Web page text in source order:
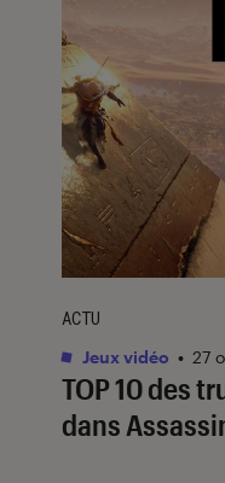
TOP 10 des
dans
ACTU
Jeux vidéo • 27